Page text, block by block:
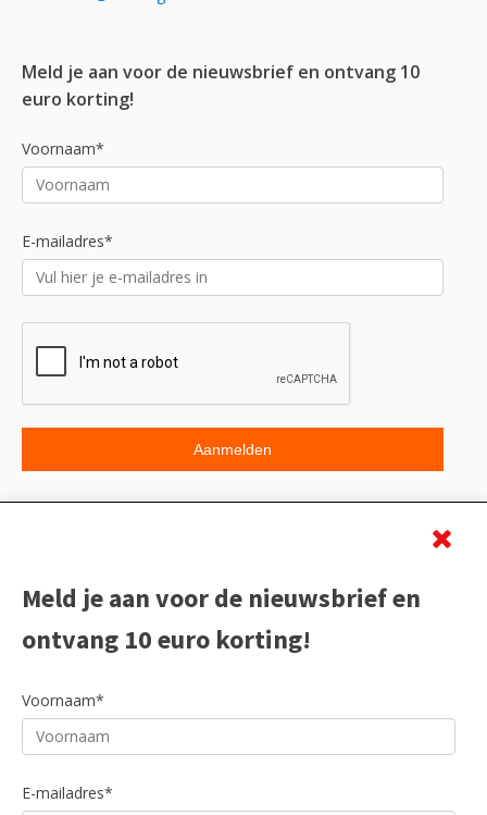
Meld je aan voor de nieuwsbrief en ontvang 10
euro korting!
Voornaam*
E-mailadres*
Meld je aan voor de nieuwsbrief en
ontvang 10 euro korting!
Voornaam*
E-mailadres*